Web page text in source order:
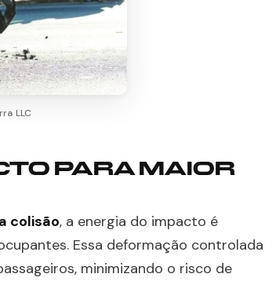
LLC
PARA MAIOR
colisão, a energia do impacto é
Essa deformação controlada
minimizando o risco de